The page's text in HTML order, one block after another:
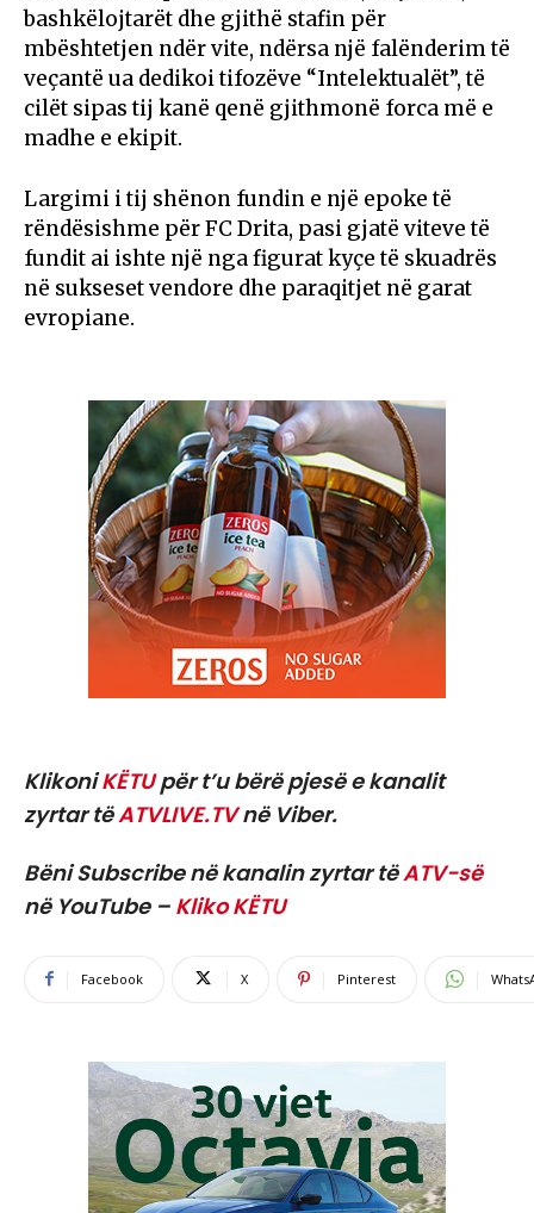
bashkëlojtarët dhe gjithë stafin për
mbështetjen ndër vite, ndërsa një falënderim të
veçantë ua dedikoi tifozëve “Intelektualët”, të
cilët sipas tij kanë qenë gjithmonë forca më e
madhe e ekipit.
Largimi i tij shënon fundin e një epoke të
rëndësishme për FC Drita, pasi gjatë viteve të
fundit ai ishte një nga figurat kyçe të skuadrës
në sukseset vendore dhe paraqitjet në garat
evropiane.
KlikoniKËTUpër t’u bërë pjesë e kanalit
zyrtar tëATVLIVE.TVnë Viber.
Bëni Subscribe në kanalin zyrtar tëATV-së
në YouTube – Kliko KËTU
Facebook X Pinterest